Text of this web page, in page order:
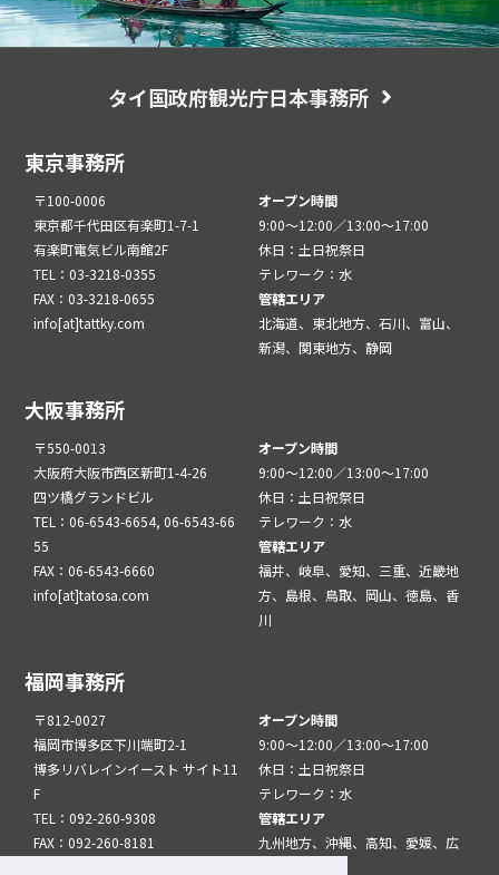
タイ国政府観光庁日本事務所
東京事務所
〒100-0006
東京都千代田区有楽町1-7-1
有楽町電気ビル南館2F
TEL：03-3218-0355
FAX：03-3218-0655
info[at]tattky.com
オープン時間
9:00～12:00／13:00～17:00
休日：土日祝祭日
テレワーク：水
管轄エリア
北海道、東北地方、石川、富山、
新潟、関東地方、静岡
大阪事務所
〒550-0013
大阪府大阪市西区新町1-4-26
四ツ橋グランドビル
TEL：06-6543-6654, 06-6543-66
55
FAX：06-6543-6660
info[at]tatosa.com
オープン時間
9:00～12:00／13:00～17:00
休日：土日祝祭日
テレワーク：水
管轄エリア
福井、岐阜、愛知、三重、近畿地
方、島根、鳥取、岡山、徳島、香
川
福岡事務所
〒812-0027
福岡市博多区下川端町2-1
博多リバレインイースト サイト11
F
TEL：092-260-9308
FAX：092-260-8181
オープン時間
9:00～12:00／13:00～17:00
休日：土日祝祭日
テレワーク：水
管轄エリア
九州地方、沖縄、高知、愛媛、広